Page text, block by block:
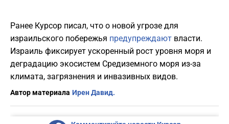
Ранее Курсор писал, что о новой угрозе для
израильского побережья предупреждают власти.
Израиль фиксирует ускоренный рост уровня моря и
деградацию экосистем Средиземного моря из-за
климата, загрязнения и инвазивных видов.
Автор материала Ирен Давид.